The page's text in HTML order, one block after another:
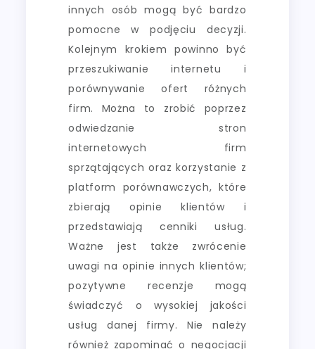
innych osób mogą być bardzo
pomocne w podjęciu decyzji.
Kolejnym krokiem powinno być
przeszukiwanie internetu i
porównywanie ofert różnych
firm. Można to zrobić poprzez
odwiedzanie stron
internetowych firm
sprzątających oraz korzystanie z
platform porównawczych, które
zbierają opinie klientów i
przedstawiają cenniki usług.
Ważne jest także zwrócenie
uwagi na opinie innych klientów;
pozytywne recenzje mogą
świadczyć o wysokiej jakości
usług danej firmy. Nie należy
również zapominać o negocjacji